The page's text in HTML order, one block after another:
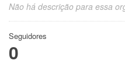
Não há descrição para essa
Seguidores
0